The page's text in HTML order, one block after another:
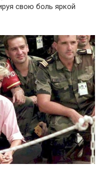
свою боль яркой